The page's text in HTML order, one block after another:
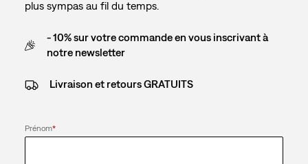
plus sympas au fil du temps.
- 10% sur votre commande en vous inscrivant à
notre newsletter
Livraison et retours GRATUITS
Prénom*